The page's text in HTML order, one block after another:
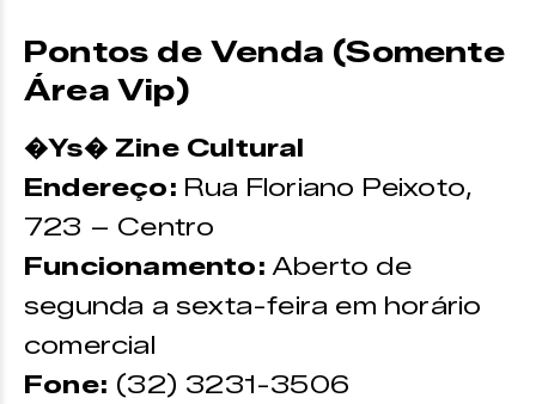
Pontos de Venda (Somente
Área Vip)
�Ys� Zine Cultural
Endereço: Rua Floriano Peixoto,
723 – Centro
Funcionamento:Aberto de
segunda a sexta-feira em horário
comercial
Fone: (32) 3231-3506